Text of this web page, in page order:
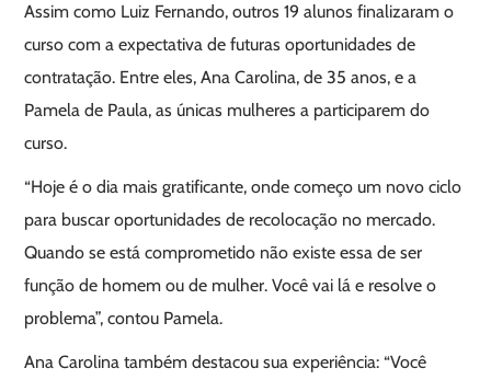
Assim como Luiz Fernando, outros 19 alunos finalizaram o
curso com a expectativa de futuras oportunidades de
contratação. Entre eles, Ana Carolina, de 35 anos, e a
Pamela de Paula, as únicas mulheres a participarem do
curso.
“Hoje é o dia mais gratificante, onde começo um novo ciclo
para buscar oportunidades de recolocação no mercado.
Quando se está comprometido não existe essa de ser
função de homem ou de mulher. Você vai lá e resolve o
problema”, contou Pamela.
Ana Carolina também destacou sua experiência: “Você